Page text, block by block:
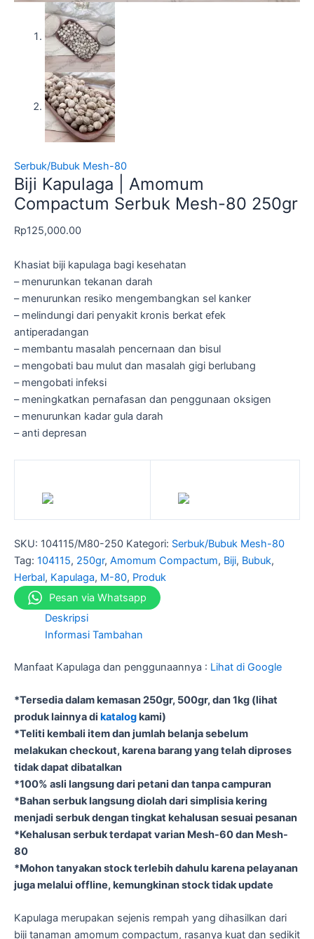
Serbuk/Bubuk Mesh-80
Biji Kapulaga | Amomum
Compactum Serbuk Mesh-80 250gr
Rp125,000.00
Khasiat biji kapulaga bagi kesehatan
– menurunkan tekanan darah
– menurunkan resiko mengembangkan sel kanker
– melindungi dari penyakit kronis berkat efek
antiperadangan
– membantu masalah pencernaan dan bisul
– mengobati bau mulut dan masalah gigi berlubang
– mengobati infeksi
– meningkatkan pernafasan dan penggunaan oksigen
– menurunkan kadar gula darah
– anti depresan
SKU: 104115/M80-250 Kategori: Serbuk/Bubuk Mesh-80
Tag: 104115, 250gr, Amomum Compactum, Biji, Bubuk,
Herbal, Kapulaga, M-80, Produk
Pesan via Whatsapp
Deskripsi
Informasi Tambahan
Manfaat Kapulaga dan penggunaannya : Lihat di Google
*Tersedia dalam kemasan 250gr, 500gr, dan 1kg (lihat
produk lainnya di katalogkami)
*Teliti kembali item dan jumlah belanja sebelum
melakukan checkout, karena barang yang telah diproses
tidak dapat dibatalkan
*100% asli langsung dari petani dan tanpa campuran
*Bahan serbuk langsung diolah dari simplisia kering
menjadi serbuk dengan tingkat kehalusan sesuai pesanan
*Kehalusan serbuk terdapat varian Mesh-60 dan Mesh-
80
*Mohon tanyakan stock terlebih dahulu karena pelayanan
juga melalui offline, kemungkinan stock tidak update
Kapulaga merupakan sejenis rempah yang dihasilkan dari
biji tanaman amomum compactum, rasanya kuat dan sedikit